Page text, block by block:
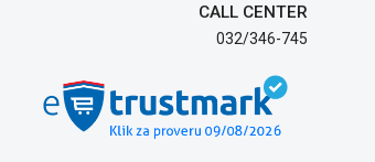
CALL CENTER
032/346-745